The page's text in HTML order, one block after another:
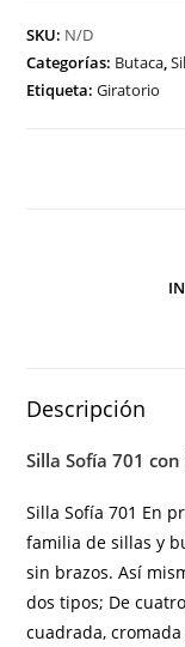
SKU: N/D
Categorías: Butaca,
Etiqueta:Giratorio
Descripción
Silla Sofía 701
Silla Sofía 701 En
familia de sillas y
sin brazos. Así
dos tipos; De
cuadrada,